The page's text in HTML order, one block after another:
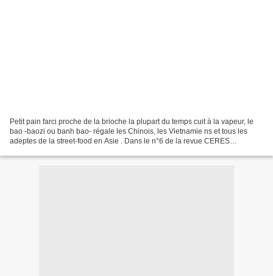
Petit pain farci proche de la brioche la plupart du temps cuit à la vapeur, le
bao -baozi ou banh bao- régale les Chinois, les Vietnamie ns et tous les
adeptes de la street-food en Asie . Dans le n°6 de la revue CERES